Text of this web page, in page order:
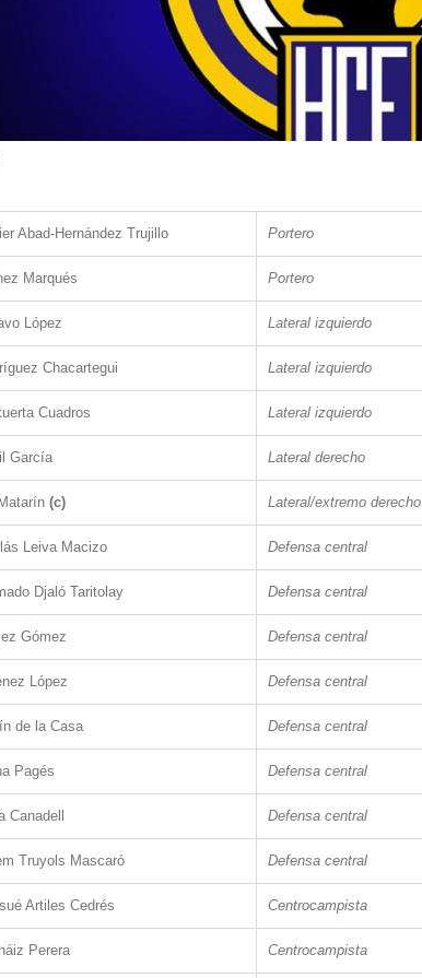
Abad-Hernández Trujillo Portero
Marqués Portero
López Lateral izquierdo
Chacartegui Lateral izquierdo
Cuadros Lateral izquierdo
García Lateral derecho
(c) Lateral/extremo derecho
Leiva Macizo Defensa central
Djaló Taritolay Defensa central
Gómez Defensa central
López Defensa central
de la Casa Defensa central
Pagés Defensa central
Canadell Defensa central
Truyols Mascaró Defensa central
Artiles Cedrés Centrocampista
Perera Centrocampista